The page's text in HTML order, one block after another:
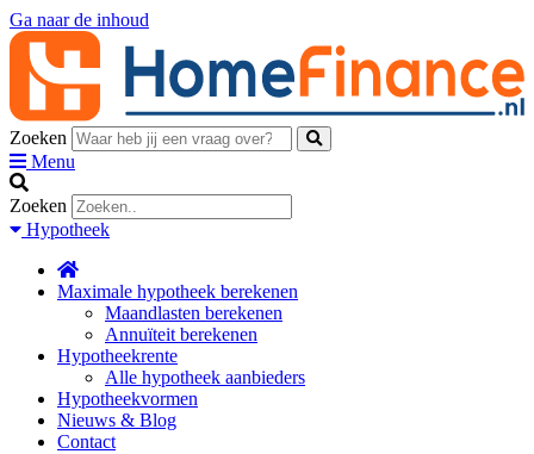
Ga naar de inhoud
Zoeken
Menu
Zoeken
Hypotheek
Maximale hypotheek berekenen
Maandlasten berekenen
Annuïteit berekenen
Hypotheekrente
Alle hypotheek aanbieders
Hypotheekvormen
Nieuws & Blog
Contact